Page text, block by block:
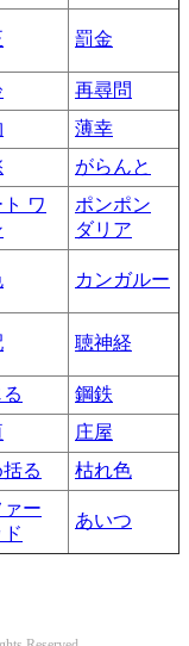
罰金
再尋問
薄幸
がらんと
ワ
ポンポン
ダリア
カンガルー
聴神経
鋼鉄
庄屋
る 枯れ色
ァー
あいつ